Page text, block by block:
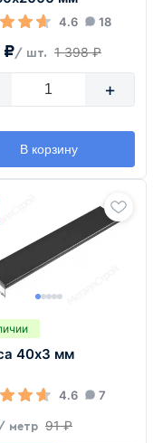
4.6 18
₽/ шт. 1 398 ₽
+
В корзину
40х3 мм
4.6 7
/ метр 91 ₽